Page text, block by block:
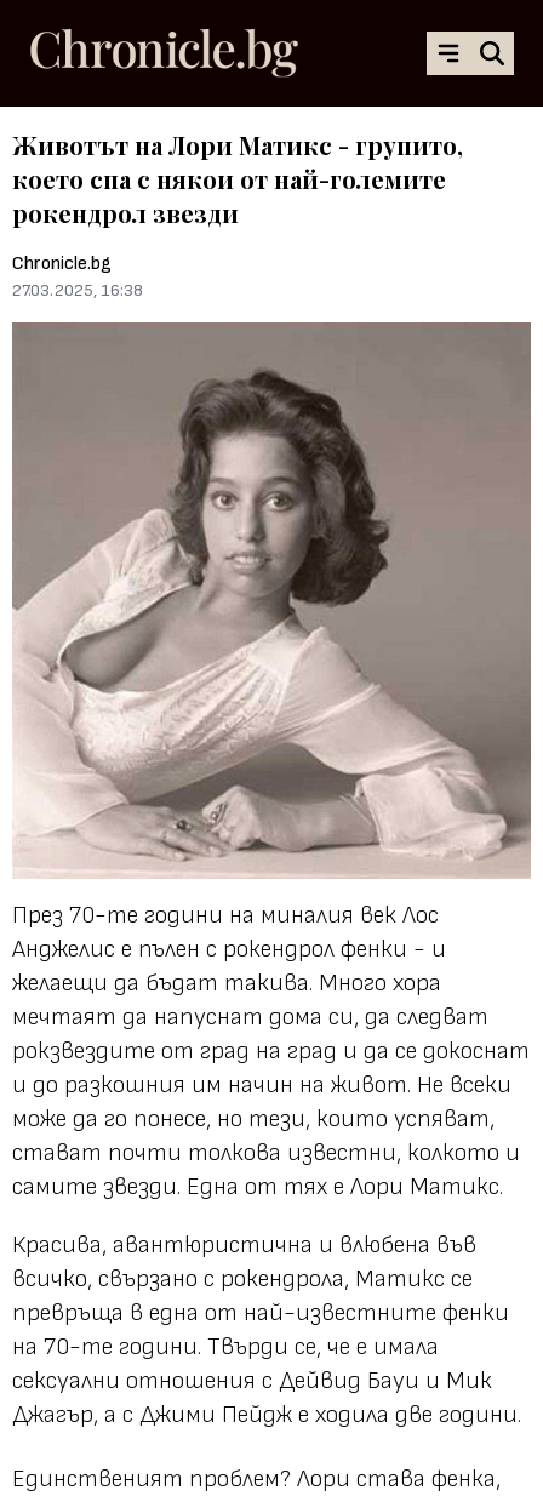
Животът на Лори Матикс - групито,
което спа с някои от най-големите
рокендрол звезди
Chronicle.bg
27.03.2025, 16:38
През 70-те години на миналия век Лос
Анджелис е пълен с рокендрол фенки - и
желаещи да бъдат такива. Много хора
мечтаят да напуснат дома си, да следват
рокзвездите от град на град и да се докоснат
и до разкошния им начин на живот. Не всеки
може да го понесе, но тези, които успяват,
стават почти толкова известни, колкото и
самите звезди. Една от тях е Лори Матикс.
Красива, авантюристична и влюбена във
всичко, свързано с рокендрола, Матикс се
превръща в една от най-известните фенки
на 70-те години. Твърди се, че е имала
сексуални отношения с Дейвид Бауи и Мик
Джагър, а с Джими Пейдж е ходила две години.
Единственият проблем? Лори става фенка,